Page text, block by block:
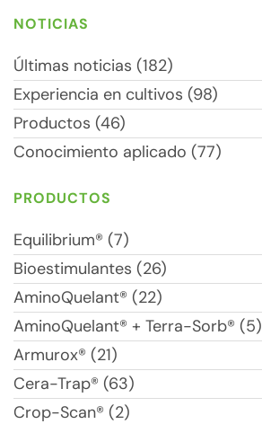
NOTICIAS
Últimas noticias (182)
Experiencia en cultivos (98)
Productos (46)
Conocimiento aplicado (77)
PRODUCTOS
Equilibrium® (7)
Bioestimulantes (26)
AminoQuelant® (22)
AminoQuelant® + Terra-Sorb® (5)
Armurox® (21)
Cera-Trap® (63)
Crop-Scan® (2)